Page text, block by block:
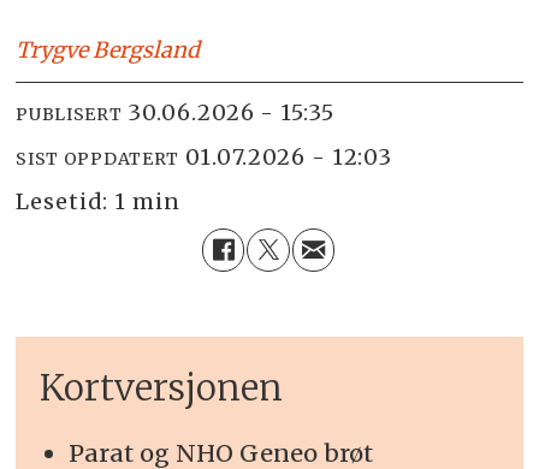
Trygve Bergsland
PUBLISERT 30.06.2026 - 15:35
SIST OPPDATERT
01.07.2026 - 12:03
Lesetid: 1 min
Kortversjonen
Parat og NHO Geneo brøt